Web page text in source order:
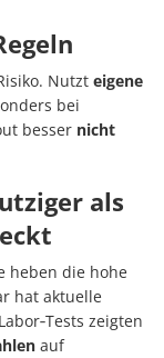
Nutzt eigene
bei
besser nicht
als
heben die hohe
hat aktuelle
zeigten
auf